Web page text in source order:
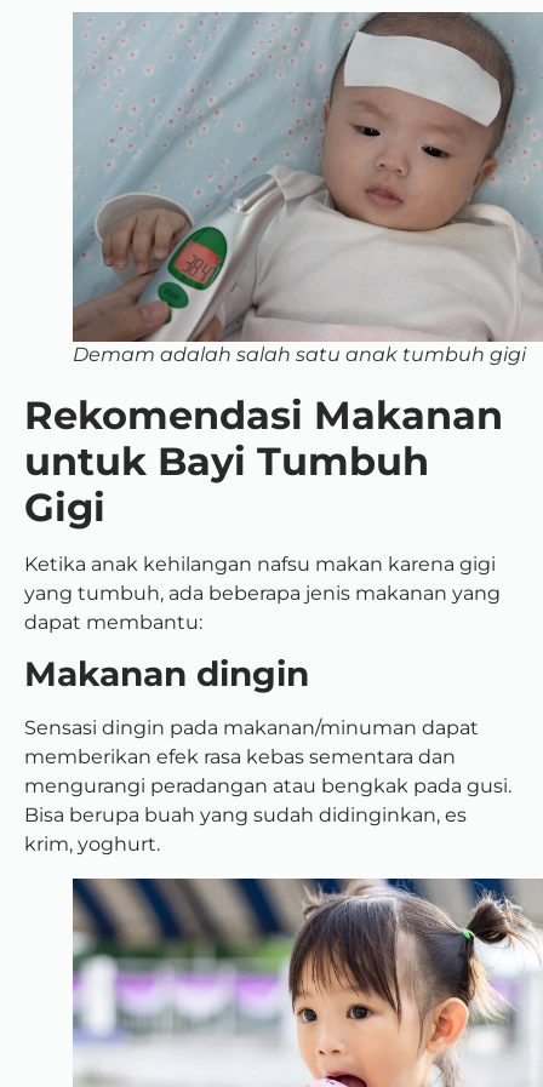
Demam adalah salah satu anak tumbuh gigi
Rekomendasi Makanan
untuk Bayi Tumbuh
Gigi
Ketika anak kehilangan nafsu makan karena gigi
yang tumbuh, ada beberapa jenis makanan yang
dapat membantu:
Makanan dingin
Sensasi dingin pada makanan/minuman dapat
memberikan efek rasa kebas sementara dan
mengurangi peradangan atau bengkak pada gusi.
Bisa berupa buah yang sudah didinginkan, es
krim, yoghurt.